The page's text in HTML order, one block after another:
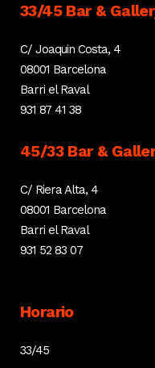
33/45 Bar &
C/ Joaquin Costa, 4
08001 Barcelona
Barri el Raval
931 87 41 38
45/33 Bar &
C/ Riera Alta, 4
08001 Barcelona
Barri el Raval
931 52 83 07
Horario
33/45